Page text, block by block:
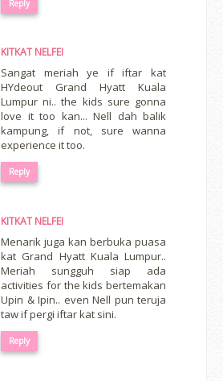
Reply
KITKAT NELFEI
Sangat meriah ye if iftar kat
HYdeout Grand Hyatt Kuala
Lumpur ni.. the kids sure gonna
love it too kan... Nell dah balik
kampung, if not, sure wanna
experience it too.
Reply
KITKAT NELFEI
Menarik juga kan berbuka puasa
kat Grand Hyatt Kuala Lumpur..
Meriah sungguh siap ada
activities for the kids bertemakan
Upin & Ipin.. even Nell pun teruja
taw if pergi iftar kat sini.
Reply